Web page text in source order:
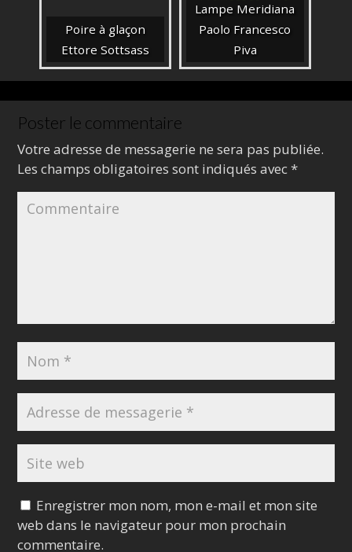
Poire à glaçon
Ettore Sottsass
Lampe Meridiana
Paolo Francesco
Piva
Poster le commentaire
Votre adresse de messagerie ne sera pas publiée.
Les champs obligatoires sont indiqués avec*
Enregistrer mon nom, mon e-mail et mon site
web dans le navigateur pour mon prochain
commentaire.